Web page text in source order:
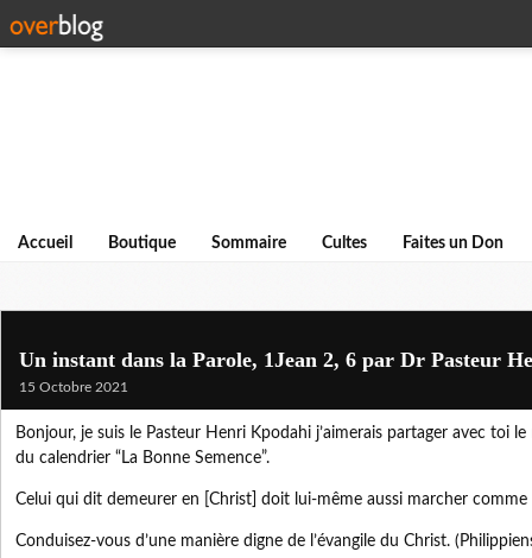
Accueil Boutique Sommaire Cultes Faites un Don
Un instant dans la Parole, 1Jean 2, 6 par Dr Pasteur
15 Octobre 2021
Bonjour, je suis le Pasteur Henri Kpodahi j’aimerais partager avec toi
du calendrier “La Bonne Semence”.
Celui qui dit demeurer en [Christ] doit lui-même aussi marcher comme
Conduisez-vous d’une manière digne de l’évangile du Christ.